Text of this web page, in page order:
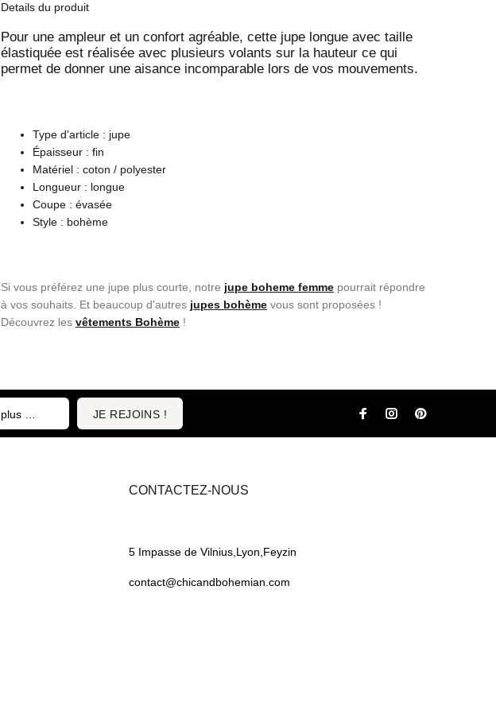
Details du produit
Pour une ampleur et un confort agréable, cette jupe longue avec taille
élastiquée est réalisée avec plusieurs volants sur la hauteur ce qui
permet de donner une aisance incomparable lors de vos mouvements.
Type d'article : jupe
Épaisseur : fin
Matériel : coton / polyester
Longueur : longue
Coupe : évasée
Style : bohème
Si vous préférez une jupe plus courte, notre jupe boheme femme pourrait répondre
à vos souhaits. Et beaucoup d'autres jupes bohème vous sont proposées !
Découvrez les vêtements Bohème !
JE REJOINS !
CONTACTEZ-NOUS
5 Impasse de Vilnius,Lyon,Feyzin
contact@chicandbohemian.com